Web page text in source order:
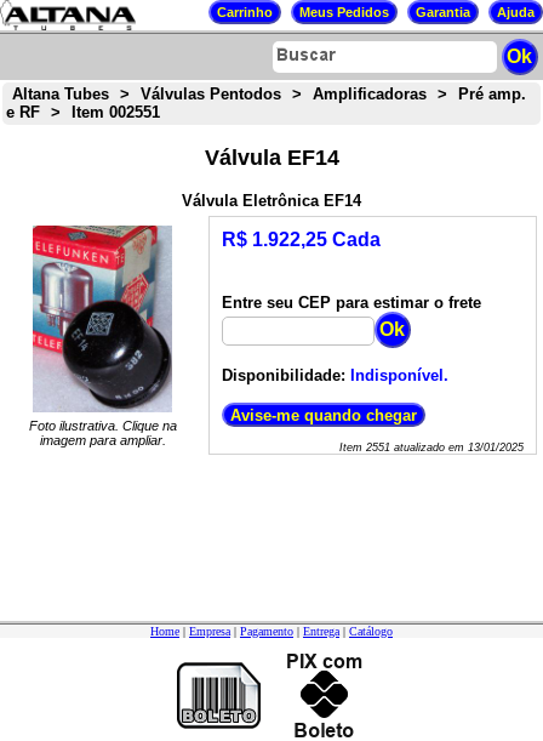
Altana Tubes > Válvulas Pentodos > Amplificadoras >
Pré amp.
e RF
> Item 002551
Válvula EF14
Válvula Eletrônica EF14
Foto ilustrativa. Clique na
imagem para ampliar.
R$ 1.922,25 Cada
Entre seu CEP para estimar o frete
Disponibilidade: Indisponível.
Item 2551atualizado em 13/01/2025
Home | Empresa | Pagamento | Entrega | Catálogo